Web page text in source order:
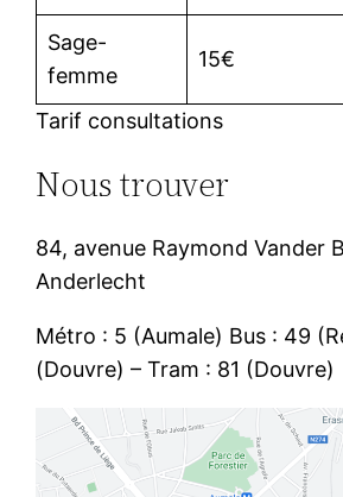
Sage-
femme
15€
Tarif consultations
Nous trouver
84, avenue Raymond Vander
Anderlecht
Métro : 5 (Aumale) Bus : 49
(Douvre) – Tram : 81 (Douvre)